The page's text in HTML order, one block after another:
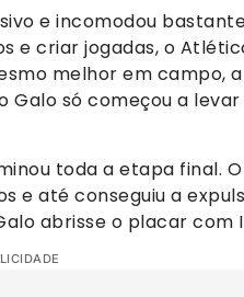
e incomodou
e criar jogadas, o
melhor em campo,
Galo só começou a
toda a etapa final.
e até conseguiu a
abrisse o placar com